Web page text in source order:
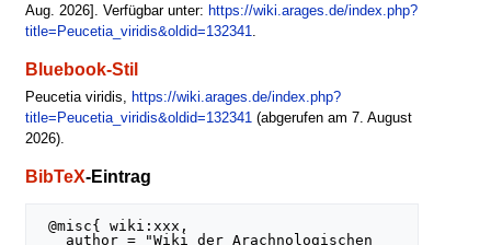
Aug. 2026]. Verfügbar unter: https://wiki.arages.de/index.php?
title=Peucetia_viridis&oldid=132341.
Bluebook-Stil
Peucetia viridis, https://wiki.arages.de/index.php?
title=Peucetia_viridis&oldid=132341(abgerufen am 7. August
2026).
BibTeX-Eintrag
@misc{ wiki:xxx,